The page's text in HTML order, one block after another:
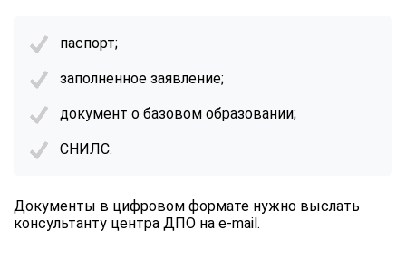
паспорт;
заполненное заявление;
документ о базовом образовании;
СНИЛС.
Документы в цифровом формате нужно выслать
консультанту центра ДПО на e-mail.